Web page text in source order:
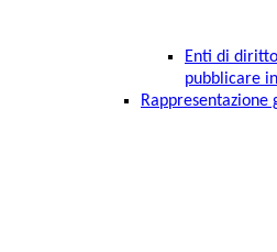
Enti di
pubblicare
Rappresentazione